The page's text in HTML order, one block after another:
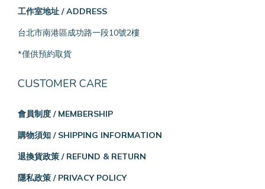
工作室地址 / ADDRESS
台北市南港區成功路一段10號2樓
*僅供預約取貨
CUSTOMER CARE
會員制度 / MEMBERSHIP
購物須知 / SHIPPING INFORMATION
退換貨政策 / REFUND & RETURN
隱私政策 / PRIVACY POLICY